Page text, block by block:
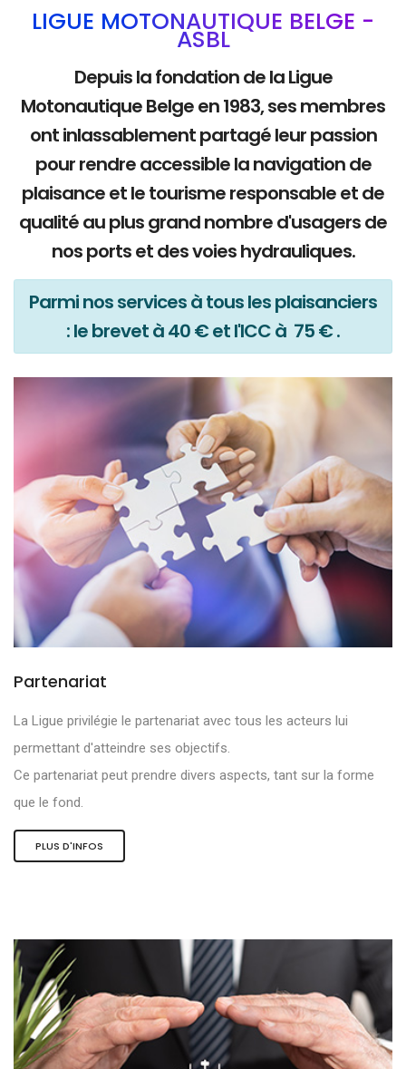
LIGUE MOTONAUTIQUE BELGE -
ASBL
Depuis la fondation de la Ligue
Motonautique Belge en 1983, ses membres
ont inlassablement partagé leur passion
pour rendre accessible la navigation de
plaisance et le tourisme responsable et de
qualité au plus grand nombre d'usagers de
nos ports et des voies hydrauliques.
Parmi nos services à tous les plaisanciers
: le brevet à 40 € et l'ICC à 75 € .
Partenariat
La Ligue privilégie le partenariat avec tous les acteurs lui
permettant d'atteindre ses objectifs.
Ce partenariat peut prendre divers aspects, tant sur la forme
que le fond.
PLUS D'INFOS